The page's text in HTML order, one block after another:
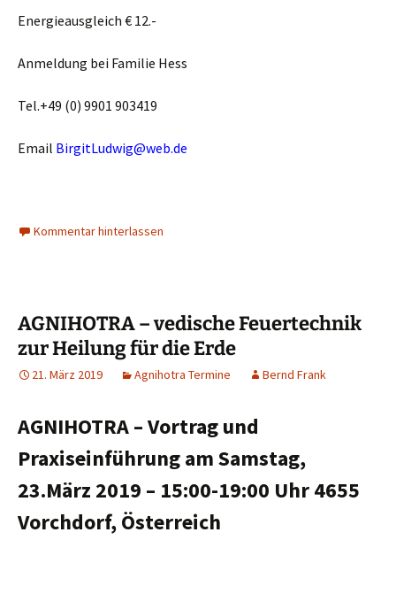
Energieausgleich € 12.-
Anmeldung bei Familie Hess
Tel.+49 (0) 9901 903419
Email BirgitLudwig@web.de
Kommentar hinterlassen
AGNIHOTRA – vedische Feuertechnik
zur Heilung für die Erde
21. März 2019 Agnihotra Termine Bernd Frank
AGNIHOTRA – Vortrag und
Praxiseinführung am Samstag,
23.März 2019 – 15:00-19:00 Uhr4655
Vorchdorf, Österreich